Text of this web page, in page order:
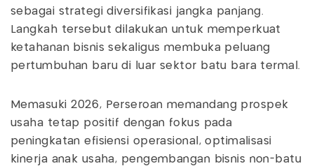
sebagai strategi diversifikasi jangka panjang.
Langkah tersebut dilakukan untuk memperkuat
ketahanan bisnis sekaligus membuka peluang
pertumbuhan baru di luar sektor batu bara termal.
Memasuki 2026, Perseroan memandang prospek
usaha tetap positif dengan fokus pada
peningkatan efisiensi operasional, optimalisasi
kinerja anak usaha, pengembangan bisnis non-batu